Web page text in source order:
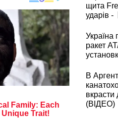
щита
ударів -
Україна
ракет
В
вкрасти
(ВІДЕО)